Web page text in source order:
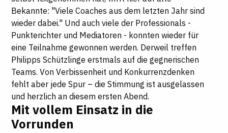
Bekannte: "Viele Coaches aus dem letzten Jahr sind
wieder dabei." Und auch viele der Professionals -
Punkterichter und Mediatoren - konnten wieder für
eine Teilnahme gewonnen werden. Derweil treffen
Philipps Schützlinge erstmals auf die gegnerischen
Teams. Von Verbissenheit und Konkurrenzdenken
fehlt aber jede Spur – die Stimmung ist ausgelassen
und herzlich an diesem ersten Abend.
Mit vollem Einsatz in die
Vorrunden